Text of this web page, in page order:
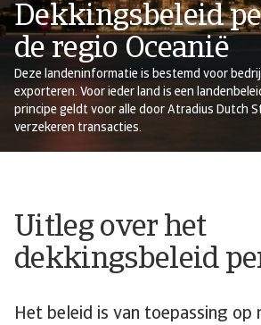
Dekkingsbeleid
de regio Oceanië
Deze landeninformatie is bestemd voor
exporteren. Voor ieder land is een
principe geldt voor alle door Atradius Dutch
verzekeren transacties.
Uitleg over het
dekkingsbeleid
Het beleid is van toepassing op